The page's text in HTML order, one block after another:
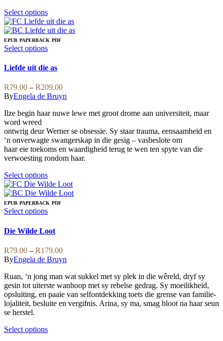
Select optionsThis
product
has
multiple
variants.
options
be
chosen
on
the
page
EPUB PAPERBACK PDF
Select optionsThis
has
variants.
The
options
may
chosen
on
the
product
Liefde uit die as
R79.00 – R209.00Price
range:
through
ByEngela de Bruyn
Ilze begin haar nuwe lewe met groot drome aan universiteit, maar
word wreed
ontwrig deur Werner se obsessie. Sy staar trauma, eensaamheid en
‘n onverwagte swangerskap in die gesig – vasbeslote om
haar eie toekoms en waardigheid terug te wen ten spyte van die
verwoesting rondom haar.
Select optionsThis
product
has
multiple
variants.
options
may
be
chosen
on
the
product
page
EPUB PAPERBACK PDF
Select optionsThis
has
multiple
variants.
The
options
may
be
chosen
on
page
Die Wilde Loot
R79.00 – R179.00Price
range:
through
R179.00
ByEngela de Bruyn
Ruan, ‘n jong man wat sukkel met sy plek in die wêreld, dryf sy
gesin tot uiterste wanhoop met sy rebelse gedrag. Sy moeilikheid,
opsluiting, en paaie van selfontdekking toets die grense van familie-
lojaliteit, besluite en vergifnis. Arina, sy ma, smag bloot na haar seun
se herstel.
Select optionsThis